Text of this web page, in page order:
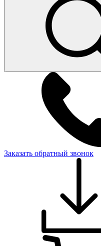
Заказать обратный звонок